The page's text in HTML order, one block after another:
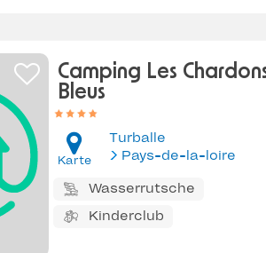
Camping Les
Bleus
Karte
Turballe
Pays-de-la-loire
Wasserrutsche
Kinderclub